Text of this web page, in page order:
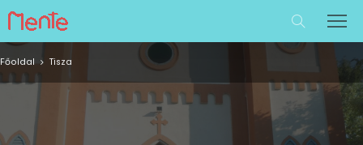
Főoldal Tisza